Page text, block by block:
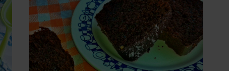
ВІВТОРОК, 8 БЕРЕЗНЯ 2016 Р.
ШОКОЛАДНИЙ КЕКС З
БУРЯКА (TORTA DI
BARBABIETOLE)